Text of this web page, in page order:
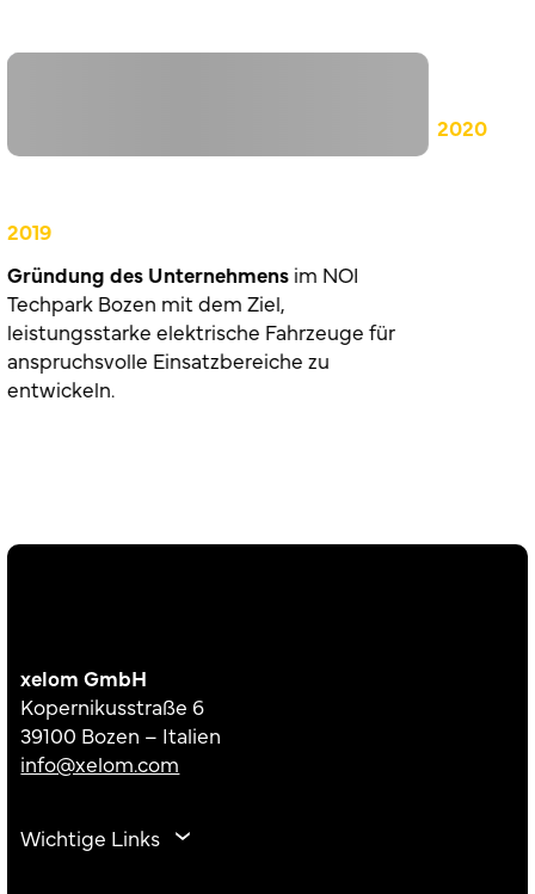
2019
Gründung des Unternehmens im NOI
Techpark Bozen mit dem Ziel,
leistungsstarke elektrische Fahrzeuge für
anspruchsvolle Einsatzbereiche zu
entwickeln.
2020
xelom GmbH
Kopernikusstraße 6
39100 Bozen – Italien
info@xelom.com
Wichtige Links